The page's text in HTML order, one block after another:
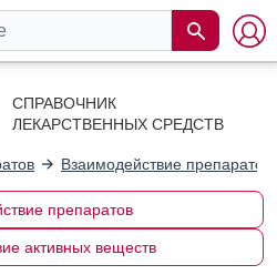
СПРАВОЧНИК
ЛЕКАРСТВЕННЫХ СРЕДСТВ
Взаимодействие препаратов
препаратов
активных веществ